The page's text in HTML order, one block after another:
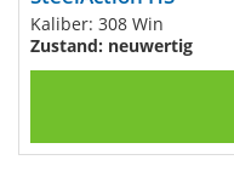
Kaliber: 308 Win
Zustand: neuwertig